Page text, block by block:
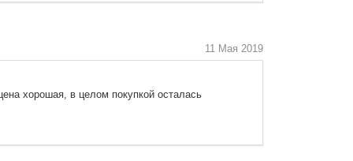
11 Мая 2019
хорошая, в целом покупкой осталась